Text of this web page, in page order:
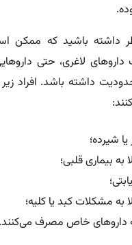
داشته باشید که ممکن
لاغری، حتی
داشته باشد. افراد
یا شیرده؛
به بیماری قلبی؛
به مشکلات کبد یا کلیه؛
داروهای خاص مصرف می‌کنند.